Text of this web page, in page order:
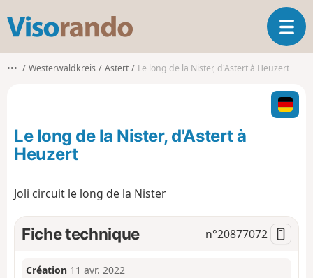
s
o
o
O
u
v
i
r
l
a
••• Westerwaldkreis Astert Le long de la Nister, d'Astert à Heuzert
Le long de la Nister, d'Astert à
Heuzert
Joli circuit le long de la Nister
Fiche technique n°20877072
Création 11 avr. 2022